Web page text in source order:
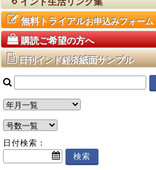
無料トライアルお申込みフォーム
購読ご希望の方へ
日刊インド経済紙面サンプル
日付検索：